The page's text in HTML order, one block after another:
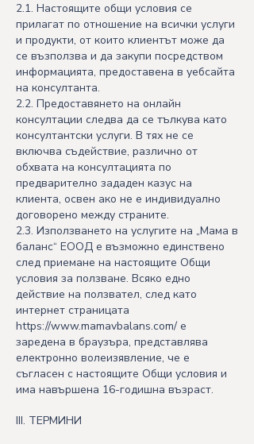
2.1. Настоящите общи условия се
прилагат по отношение на всички услуги
и продукти, от които клиентът може да
се възползва и да закупи посредством
информацията, предоставена в уебсайта
на консултанта.
2.2. Предоставянето на онлайн
консултации следва да се тълкува като
консултантски услуги. В тях не се
включва съдействие, различно от
обхвата на консултацията по
предварително зададен казус на
клиента, освен ако не е индивидуално
договорено между страните.
2.3. Използването на услугите на „Мама в
баланс“ ЕООД е възможно единствено
след приемане на настоящите Общи
условия за ползване. Всяко едно
действие на ползвател, след като
интернет страницата
https://www.mamavbalans.com/ е
заредена в браузъра, представлява
електронно волеизявление, че е
съгласен с настоящите Общи условия и
има навършена 16-годишна възраст.
III. ТЕРМИНИ